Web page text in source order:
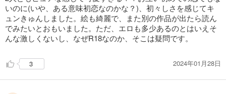
いのに(いや、ある意味初恋なのかな？)、初々しさを感じてキ
ュンきゅんしました。絵も綺麗で、また別の作品が出たら読ん
でみたいとおもいました。ただ、エロも多少あるのとはいえそ
んな激しくないし、なぜR18なのか、そこは疑問です。
3 2024年01月28日